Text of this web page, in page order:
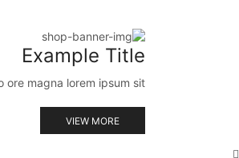
Example Title
magna lorem ipsum sit.
VIEW MORE